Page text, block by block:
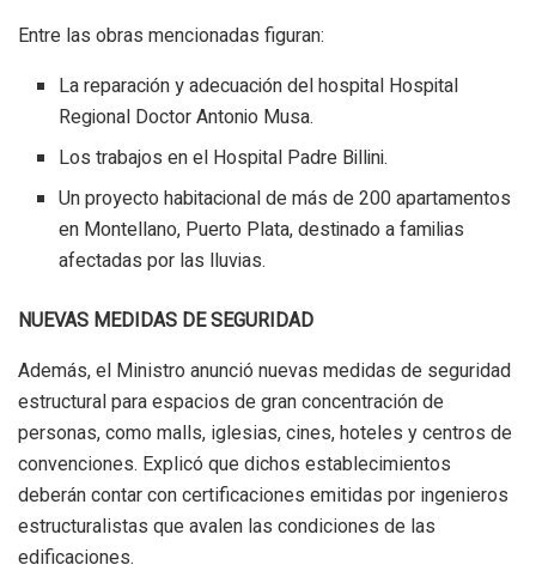
Entre las obras mencionadas figuran:
La reparación y adecuación del hospital Hospital
Regional Doctor Antonio Musa.
Los trabajos en el Hospital Padre Billini.
Un proyecto habitacional de más de 200 apartamentos
en Montellano, Puerto Plata, destinado a familias
afectadas por las lluvias.
NUEVAS MEDIDAS DE SEGURIDAD
Además, el Ministro anunció nuevas medidas de seguridad
estructural para espacios de gran concentración de
personas, como malls, iglesias, cines, hoteles y centros de
convenciones. Explicó que dichos establecimientos
deberán contar con certificaciones emitidas por ingenieros
estructuralistas que avalen las condiciones de las
edificaciones.